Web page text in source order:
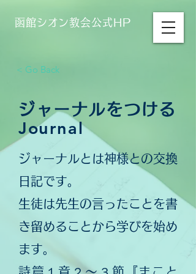
函館シオン教会公式HP
< Go Back
ジャーナルをつける
Journal
ジャーナルとは神様との交換
日記です。
生徒は先生の言ったことを書
き留めることから学びを始め
ます。
詩篇１章２〜３節『まこと